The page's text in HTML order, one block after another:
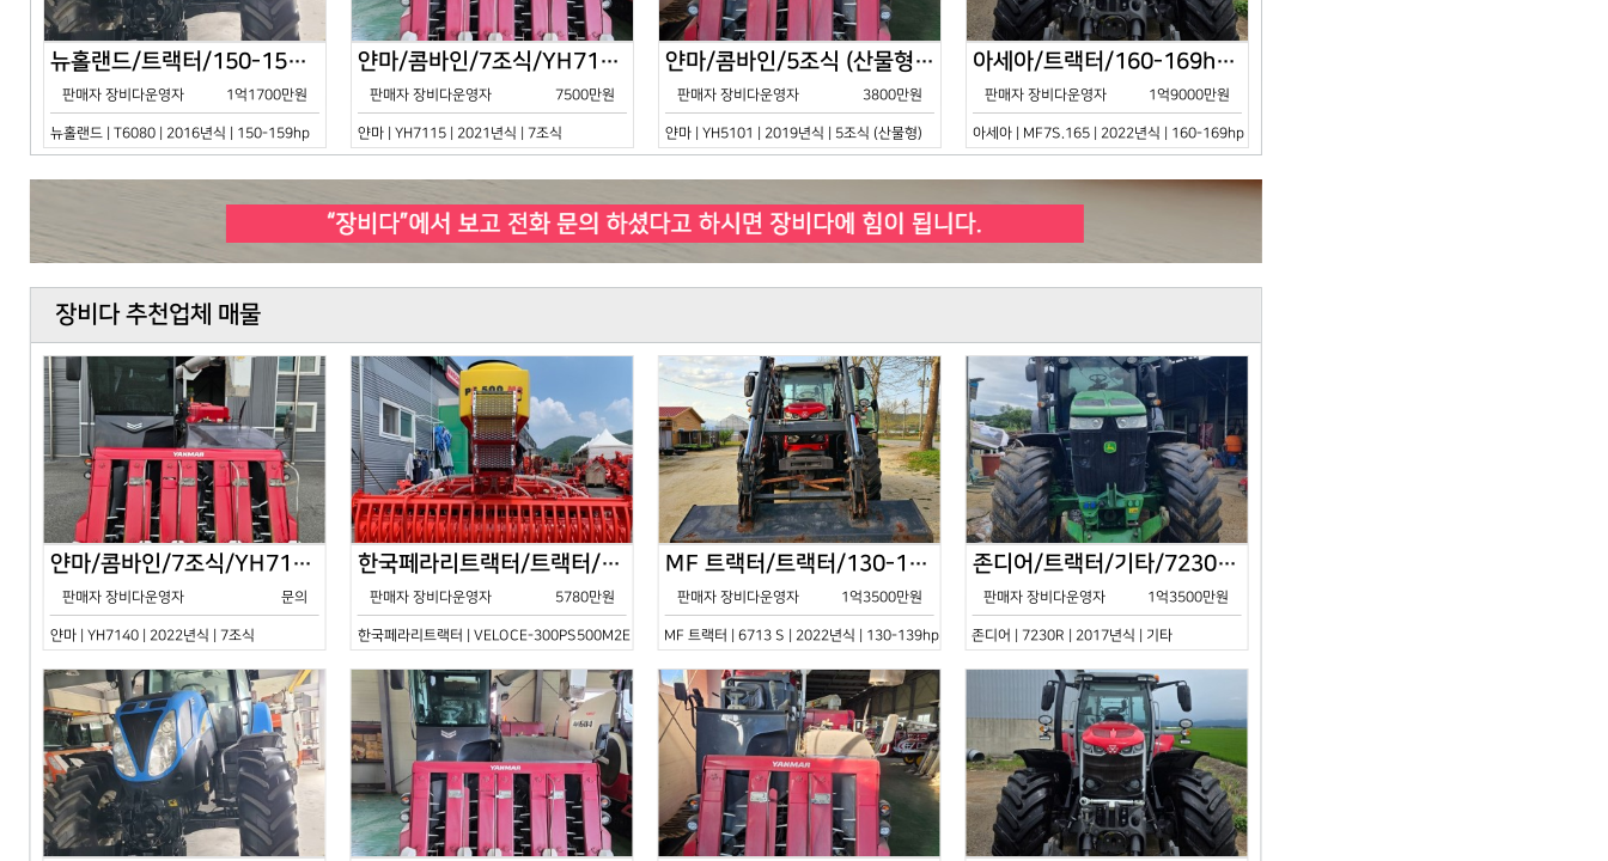
뉴홀랜드/트랙터/150-159hp/T6080/2016년식
판매자 장비다운영자 1억1700만원
뉴홀랜드 | T6080 | 2016년식 | 150-159hp
얀마/콤바인/7조식/YH7115/2021년식
판매자 장비다운영자 7500만원
얀마 | YH7115 | 2021년식 | 7조식
얀마/콤바인/5조식 (산물형)/YH5101/2019년식
판매자 장비다운영자 3800만원
얀마 | YH5101 | 2019년식 | 5조식 (산물형)
아세아/트랙터/160-169hp/MF7S.165/2023년식
판매자 장비다운영자 1억9000만원
아세아 | MF7S.165 | 2022년식 | 160-169hp
장비다 추천업체 매물
얀마/콤바인/7조식/YH7140/2024년식
판매자 장비다운영자 문의
얀마 | YH7140 | 2022년식 | 7조식
한국페라리트랙터/트랙터/기타/VELOCE-300PS500M2E/2022년식
판매자 장비다운영자 5780만원
한국페라리트랙터 | VELOCE-300PS500M2E | 2022년식 | 기타
MF 트랙터/트랙터/130-139hp/6713 S/2022년식
판매자 장비다운영자 1억3500만원
MF 트랙터 | 6713 S | 2022년식 | 130-139hp
존디어/트랙터/기타/7230R/2017년식
판매자 장비다운영자 1억3500만원
존디어 | 7230R | 2017년식 | 기타